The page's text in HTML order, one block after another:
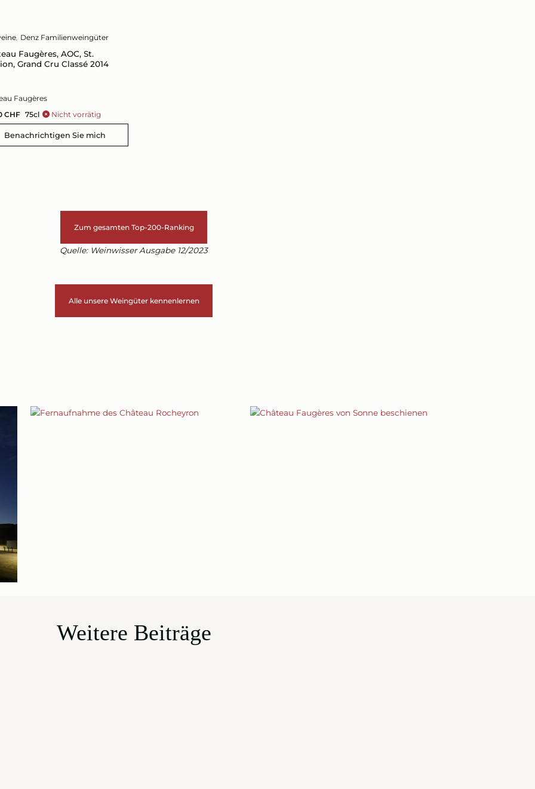
Denz Familienweingüter
Faugères, AOC, St.
Grand Cru Classé 2014
Faugères
75cl
CHF Nicht vorrätig
Zum gesamten Top-200-Ranking
Quelle: Weinwisser Ausgabe 12/2023
Alle unsere Weingüter kennenlernen
Weitere Beiträge